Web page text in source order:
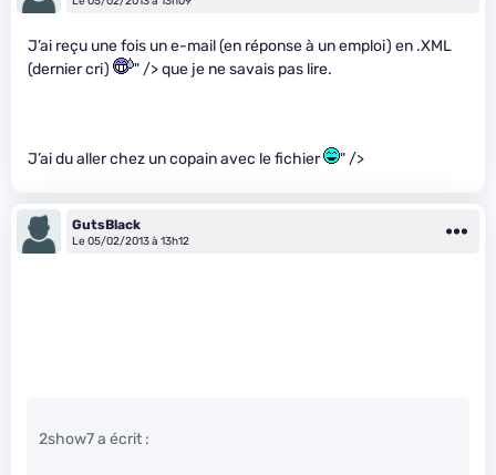
J’ai reçu une fois un e-mail (en réponse à un emploi) en .XML
(dernier cri)
" /> que je ne savais pas lire.
J’ai du aller chez un copain avec le fichier " />
GutsBlack
Le 05/02/2013 à 13h12
2show7 a écrit :